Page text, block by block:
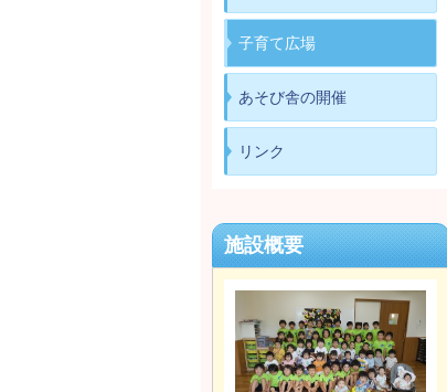
子育て広場
あそび舎の開催
リンク
施設概要